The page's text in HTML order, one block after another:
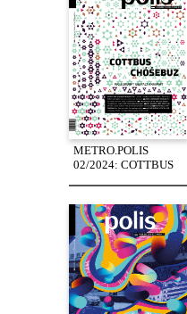
METRO.POLIS
02/2024: COTTBUS